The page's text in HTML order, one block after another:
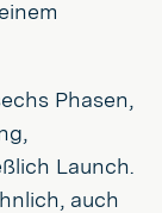
Phasen,
Launch.
auch